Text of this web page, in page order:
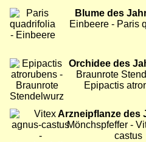
Bild
Blume des
Einbeere - Paris
Bild
Orchidee des
Braunrote
Epipactis
Bild
Arzneipflanze des
Mönchspfeffer -
castus